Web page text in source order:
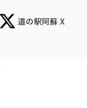
道の駅阿蘇 X